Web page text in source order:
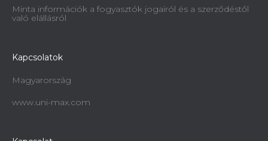
Minta információk a fogyasztók jogairól és a szerződéstől
való elállásról
Kapcsolatok
Magyarország
www.uni-max.com